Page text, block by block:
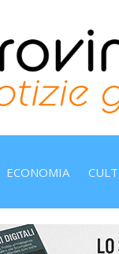
ECONOMIA